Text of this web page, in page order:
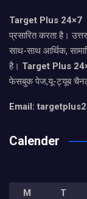
Target Plus 24×7
प्रसारित करता है।
साथ-साथ आर्थिक,
है। Target Plus
फेसबुक पेज,यू-ट्यूब
Email:
Calender
M T